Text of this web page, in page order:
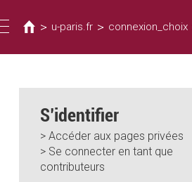
Toggle
navigation
êtes
ici
> u-paris.fr > connexion_choix
S’identifier
> Accéder aux pages privées
> Se connecter en tant que
contributeurs